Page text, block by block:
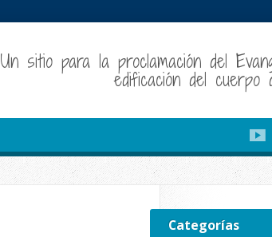
Un sitio para la proclamación del
edificación del cuerpo
Categorías